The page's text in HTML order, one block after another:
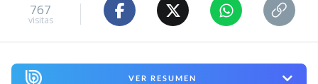
767
visitas
VER RESUMEN